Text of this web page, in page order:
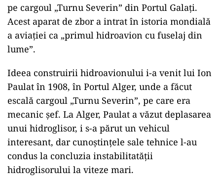
pe cargoul „Turnu Severin” din Portul Galați.
Acest aparat de zbor a intrat în istoria mondială
a aviației ca „primul hidroavion cu fuselaj din
lume”.
Ideea construirii hidroavionului i-a venit lui Ion
Paulat în 1908, în Portul Alger, unde a făcut
escală cargoul „Turnu Severin”, pe care era
mecanic șef. La Alger, Paulat a văzut deplasarea
unui hidroglisor, i s-a părut un vehicul
interesant, dar cunoștințele sale tehnice l-au
condus la concluzia instabilitatății
hidroglisorului la viteze mari.